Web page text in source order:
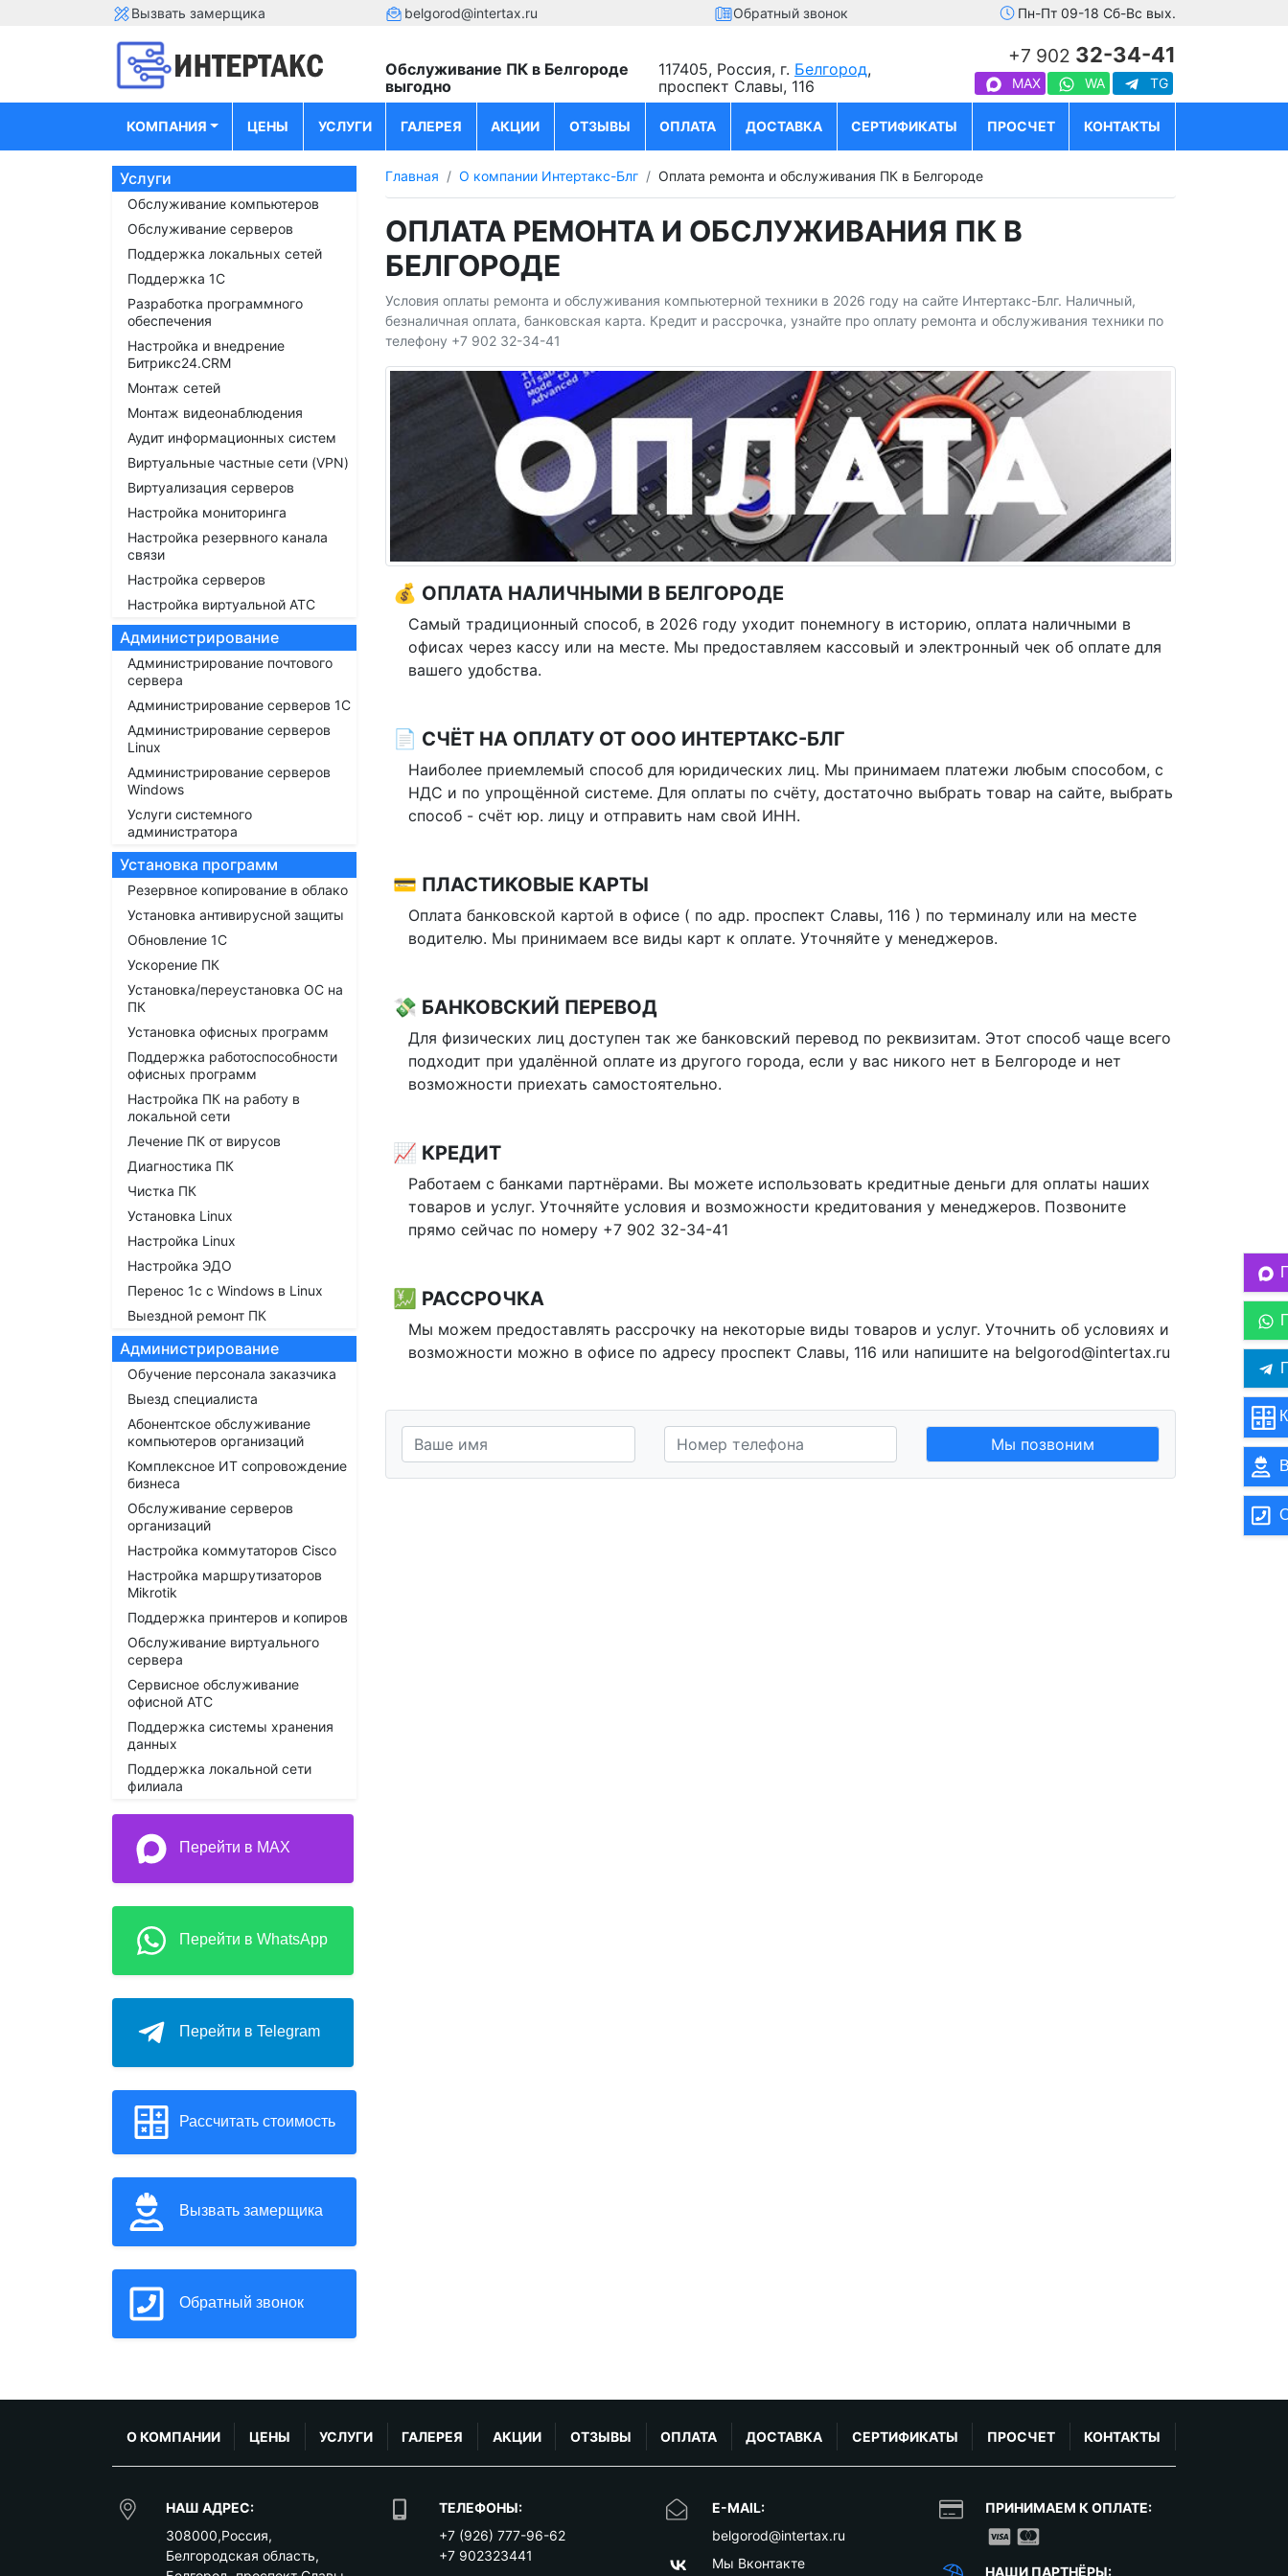
Вызвать замерщика belgorod@intertax.ru Обратный звонок Пн-Пт 09-18 Сб-Вс вых.
Обслуживание ПК в Белгороде
выгодно
117405, Россия, г. Белгород,
проспект Славы, 116
+7 902 32-34-41
MAX WA TG
КОМПАНИЯ ЦЕНЫ УСЛУГИ ГАЛЕРЕЯ АКЦИИ ОТЗЫВЫ ОПЛАТА ДОСТАВКА СЕРТИФИКАТЫ ПРОСЧЕТ КОНТАКТЫ
Услуги
Обслуживание компьютеров
Обслуживание серверов
Поддержка локальных сетей
Поддержка 1С
Разработка программного
обеспечения
Настройка и внедрение
Битрикс24.CRM
Монтаж сетей
Монтаж видеонаблюдения
Аудит информационных систем
Виртуальные частные сети (VPN)
Виртуализация серверов
Настройка мониторинга
Настройка резервного канала
связи
Настройка серверов
Настройка виртуальной АТС
Администрирование
Администрирование почтового
сервера
Администрирование серверов 1С
Администрирование серверов
Linux
Администрирование серверов
Windows
Услуги системного
администратора
Установка программ
Резервное копирование в облако
Установка антивирусной защиты
Обновление 1С
Ускорение ПК
Установка/переустановка ОС на
ПК
Установка офисных программ
Поддержка работоспособности
офисных программ
Настройка ПК на работу в
локальной сети
Лечение ПК от вирусов
Диагностика ПК
Чистка ПК
Установка Linux
Настройка Linux
Настройка ЭДО
Перенос 1с с Windows в Linux
Выездной ремонт ПК
Администрирование
Обучение персонала заказчика
Выезд специалиста
Абонентское обслуживание
компьютеров организаций
Комплексное ИТ сопровождение
бизнеса
Обслуживание серверов
организаций
Настройка коммутаторов Cisco
Настройка маршрутизаторов
Mikrotik
Поддержка принтеров и копиров
Обслуживание виртуального
сервера
Сервисное обслуживание
офисной АТС
Поддержка системы хранения
данных
Поддержка локальной сети
филиала
Перейти в MAX
Перейти в WhatsApp
Перейти в Telegram
Рассчитать стоимость
Вызвать замерщика
Обратный звонок
Главная О компании Интертакс-Блг Оплата ремонта и обслуживания ПК в Белгороде
ОПЛАТА РЕМОНТА И ОБСЛУЖИВАНИЯ ПК В
БЕЛГОРОДЕ
Условия оплаты ремонта и обслуживания компьютерной техники в 2026 году на сайте Интертакс-Блг. Наличный,
безналичная оплата, банковская карта. Кредит и рассрочка, узнайте про оплату ремонта и обслуживания техники по
телефону +7 902 32-34-41
💰 ОПЛАТА НАЛИЧНЫМИ В БЕЛГОРОДЕ
Самый традиционный способ, в 2026 году уходит понемногу в историю, оплата наличными в
офисах через кассу или на месте. Мы предоставляем кассовый и электронный чек об оплате для
вашего удобства.
📄 СЧЁТ НА ОПЛАТУ ОТ ООО ИНТЕРТАКС-БЛГ
Наиболее приемлемый способ для юридических лиц. Мы принимаем платежи любым способом, с
НДС и по упрощённой системе. Для оплаты по счёту, достаточно выбрать товар на сайте, выбрать
способ - счёт юр. лицу и отправить нам свой ИНН.
💳 ПЛАСТИКОВЫЕ КАРТЫ
Оплата банковской картой в офисе ( по адр. проспект Славы, 116 ) по терминалу или на месте
водителю. Мы принимаем все виды карт к оплате. Уточняйте у менеджеров.
💸 БАНКОВСКИЙ ПЕРЕВОД
Для физических лиц доступен так же банковский перевод по реквизитам. Этот способ чаще всего
подходит при удалённой оплате из другого города, если у вас никого нет в Белгороде и нет
возможности приехать самостоятельно.
📈 КРЕДИТ
Работаем с банками партнёрами. Вы можете использовать кредитные деньги для оплаты наших
товаров и услуг. Уточняйте условия и возможности кредитования у менеджеров. Позвоните
прямо сейчас по номеру +7 902 32-34-41
💹 РАССРОЧКА
Мы можем предоставлять рассрочку на некоторые виды товаров и услуг. Уточнить об условиях и
возможности можно в офисе по адресу проспект Славы, 116 или напишите на belgorod@intertax.ru
Мы позвоним
О КОМПАНИИ ЦЕНЫ УСЛУГИ ГАЛЕРЕЯ АКЦИИ ОТЗЫВЫ ОПЛАТА ДОСТАВКА СЕРТИФИКАТЫ ПРОСЧЕТ КОНТАКТЫ
НАШ АДРЕС:
308000,Россия,
Белгородская область,
ТЕЛЕФОНЫ:
+7 (926) 777-96-62
+7 902323441
E-MAIL:
belgorod@intertax.ru
Мы Вконтакте
ПРИНИМАЕМ К ОПЛАТЕ:
НАШИ ПАРТНЁРЫ: